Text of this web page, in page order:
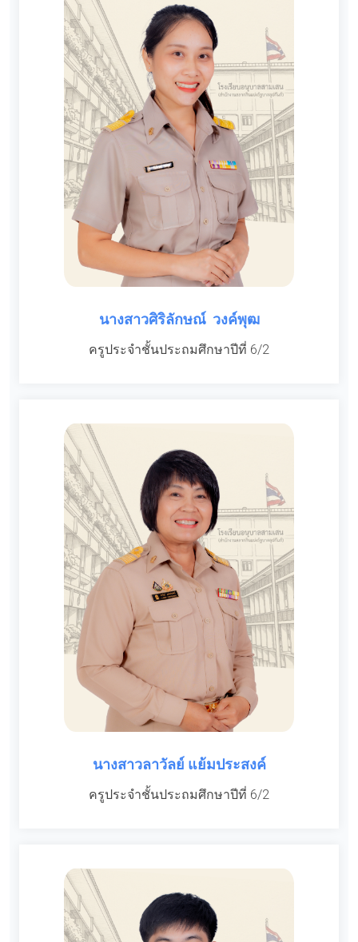
นางสาวศิริลักษณ์ วงค์พุฒ
ครูประจำชั้นประถมศึกษาปีที่ 6/2
นางสาวลาวัลย์ แย้มประสงค์
ครูประจำชั้นประถมศึกษาปีที่ 6/2